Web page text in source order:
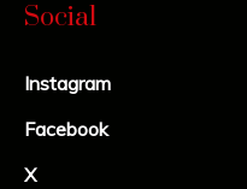
Social
Instagram
Facebook
X